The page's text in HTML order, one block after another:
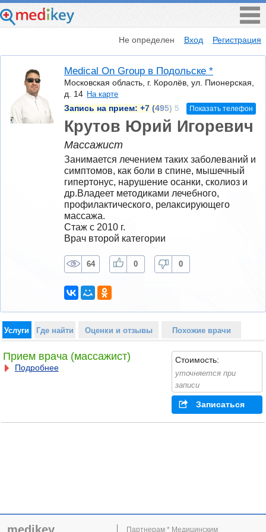
Не определен Вход Регистрация
Medical On Group в Подольске *
Московская область, г. Королёв, ул. Пионерская,
д. 14 На карте
Запись на прием: +7 (495) 5 Показать телефон
Крутов Юрий Игоревич
Массажист
Занимается лечением таких заболеваний и
симптомов, как боли в спине, мышечный
гипертонус, нарушение осанки, сколиоз и
др.Владеет методиками лечебного,
профилактического, релаксирующего
массажа.
Стаж с 2010 г.
Врач второй категории
64 0 0
Услуги Где найти Оценки и отзывы Похожие врачи
Прием врача (массажист)
Подробнее
Стоимость:
уточняется при
записи
Записаться
Партнерам * Медицинским